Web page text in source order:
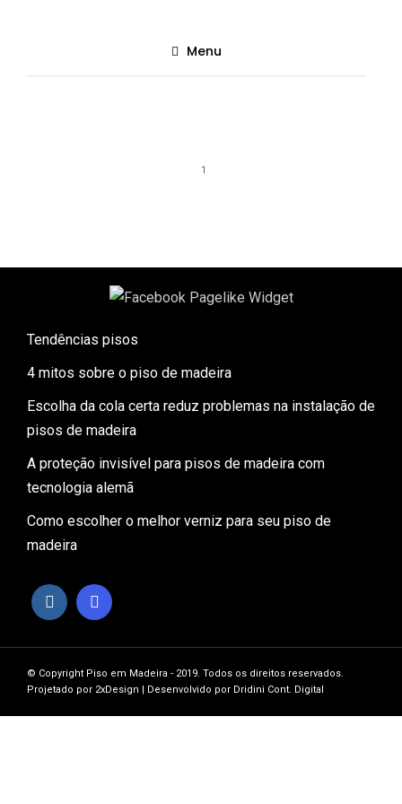
Menu
All blog posts from
1
Tendências pisos
4 mitos sobre o piso de madeira
Escolha da cola certa reduz problemas na instalação de
pisos de madeira
A proteção invisível para pisos de madeira com
tecnologia alemã
Como escolher o melhor verniz para seu piso de
madeira
© Copyright Piso em Madeira - 2019. Todos os direitos reservados.
Projetado por 2xDesign | Desenvolvido por Dridini Cont. Digital